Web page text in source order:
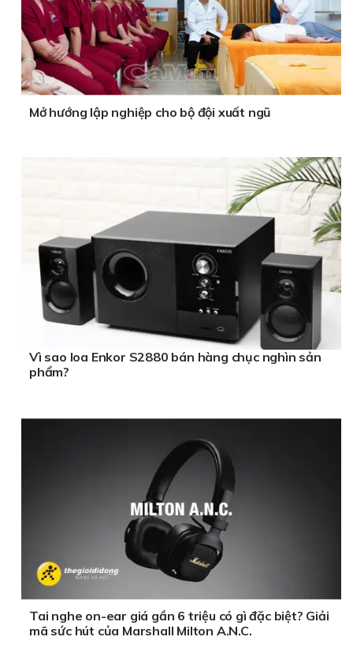
Mở hướng lập nghiệp cho bộ đội xuất ngũ
Vì sao loa Enkor S2880 bán hàng chục nghìn sản
phẩm?
Tai nghe on-ear giá gần 6 triệu có gì đặc biệt? Giải
mã sức hút của Marshall Milton A.N.C.